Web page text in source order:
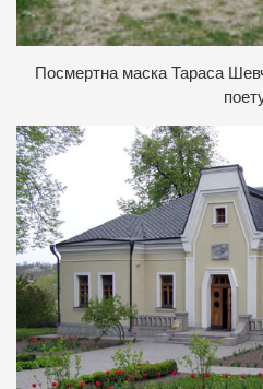
Посмертна маска Тараса